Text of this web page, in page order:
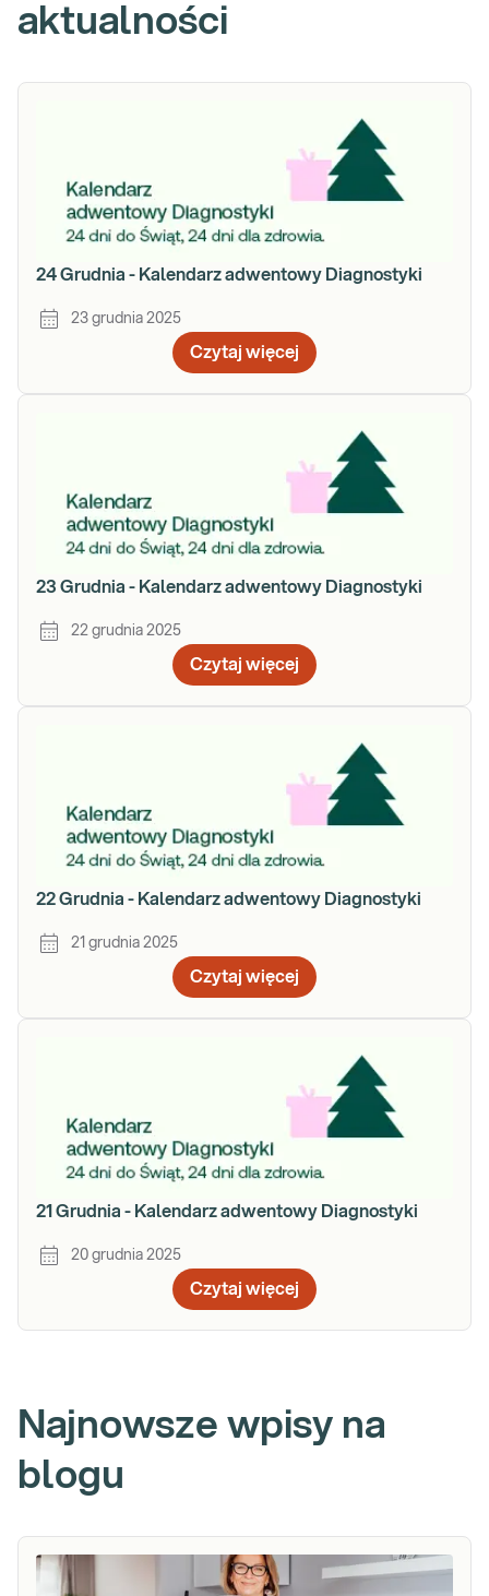
aktualności
24 Grudnia - Kalendarz adwentowy Diagnostyki
23 grudnia 2025
Czytaj więcej
23 Grudnia - Kalendarz adwentowy Diagnostyki
22 grudnia 2025
Czytaj więcej
22 Grudnia - Kalendarz adwentowy Diagnostyki
21 grudnia 2025
Czytaj więcej
21 Grudnia - Kalendarz adwentowy Diagnostyki
20 grudnia 2025
Czytaj więcej
Najnowsze wpisy na
blogu